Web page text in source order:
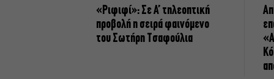
«Ριφιφί»: Σε Α’ τηλεοπτική
προβολή η σειρά φαινόμενο
του Σωτήρη Τσαφούλια